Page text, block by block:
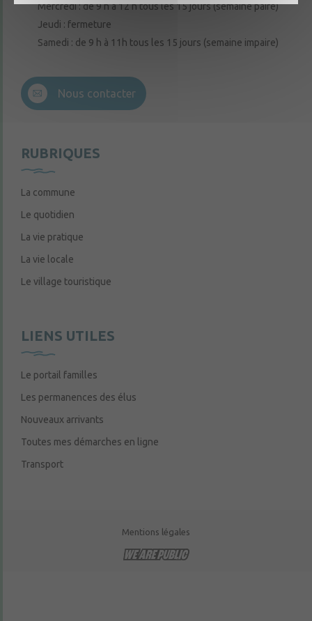
Mercredi : de 9 h à 12 h tous les 15 jours (semaine paire)
Jeudi : fermeture
Samedi : de 9 h à 11h tous les 15 jours (semaine impaire)
Nous contacter
RUBRIQUES
La commune
Le quotidien
La vie pratique
La vie locale
Le village touristique
LIENS UTILES
Le portail familles
Les permanences des élus
Nouveaux arrivants
Toutes mes démarches en ligne
Transport
Mentions légales